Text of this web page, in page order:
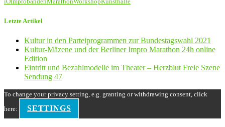
Letzte Artikel
Kultur in den Parteiprogrammen zur Bundestagswahl 2021
Kultur-Mäzene und der Berliner Impro Marathon 24h online
Edition
Eintritt und Bezahlmodelle im Theater – Herzblut Freie Szene
Sendung 47
To change your privacy setting, e.g. granting or withdrawing consent, click
here:
SETTINGS